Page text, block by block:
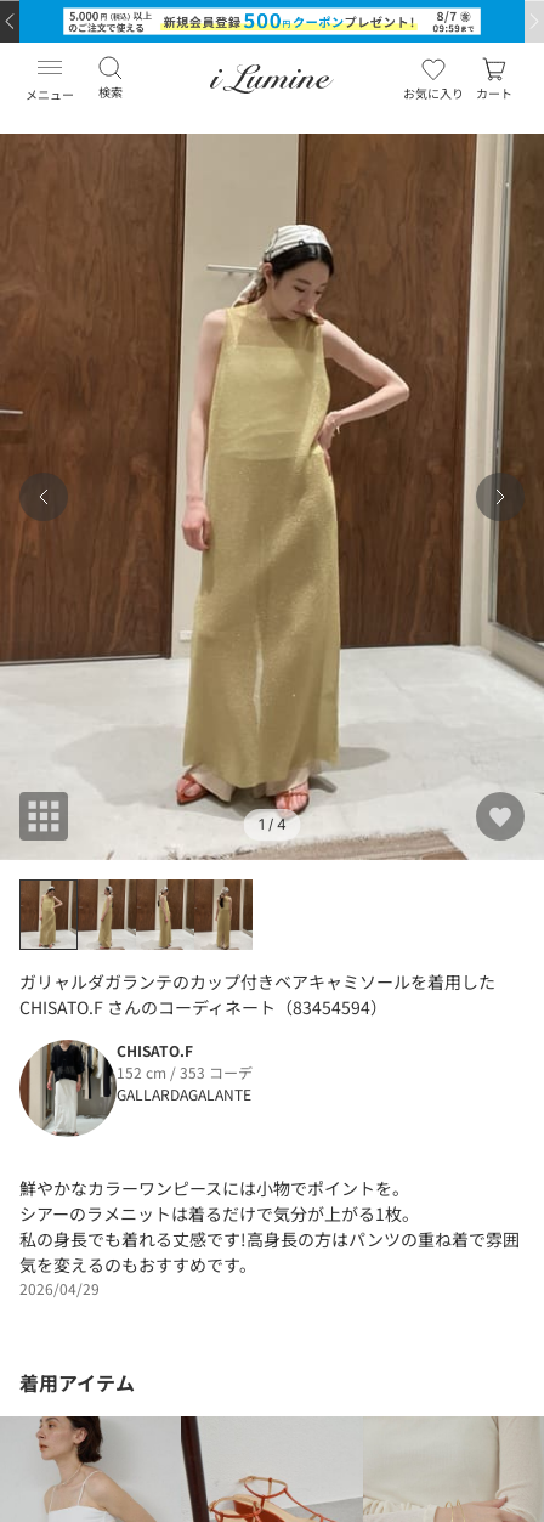
メニュー 検索 お気に入り カート
1 / 4
ガリャルダガランテのカップ付きベアキャミソールを着用した
CHISATO.F さんのコーディネート（83454594）
CHISATO.F
152 cm / 353 コーデ
GALLARDAGALANTE
鮮やかなカラーワンピースには小物でポイントを。
シアーのラメニットは着るだけで気分が上がる1枚。
私の身長でも着れる丈感です!高身長の方はパンツの重ね着で雰囲
気を変えるのもおすすめです。
2026/04/29
着用アイテム